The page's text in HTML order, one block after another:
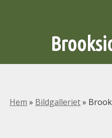
Hem » Bildgalleriet»